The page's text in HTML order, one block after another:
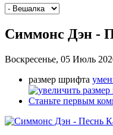
Симмонс Дэн -
Воскресенье, 05 Июль
размер шрифта
Станьте первым